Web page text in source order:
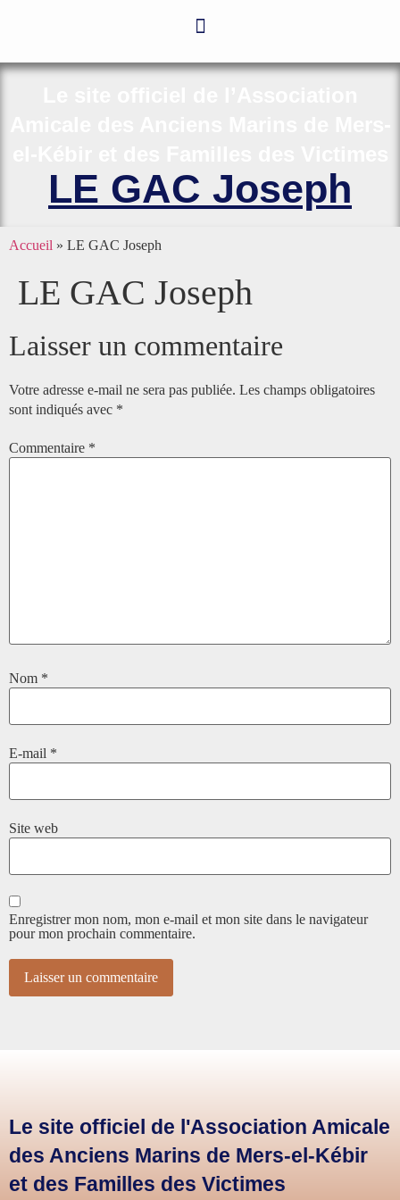
LE GAC Joseph
Accueil » LE GAC Joseph
LE GAC Joseph
Laisser un commentaire
Votre adresse e-mail ne sera pas publiée. Les champs obligatoires
sont indiqués avec *
Commentaire *
Nom *
E-mail *
Site web
Enregistrer mon nom, mon e-mail et mon site dans le navigateur
pour mon prochain commentaire.
Le site officiel de l'Association Amicale
des Anciens Marins de Mers-el-Kébir
et des Familles des Victimes